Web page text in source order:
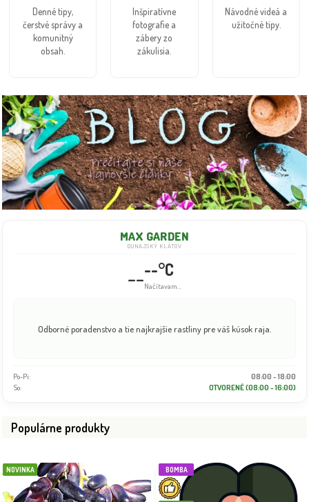
MAX GARDEN
DUNAJSKÝ KLÁTOV
----°C
Načítavam...
Odborné poradenstvo a tie najkrajšie rastliny pre váš kúsok raja.
Po-Pi:
08:00 - 18:00
So:
OTVORENÉ (08:00 - 16:00)
Populárne produkty
NOVINKA BOMBA
Denné tipy,
čerstvé správy a
komunitný
obsah.
Inšpiratívne
fotografie a
zábery zo
zákulisia.
Návodné videá a
užitočné tipy.